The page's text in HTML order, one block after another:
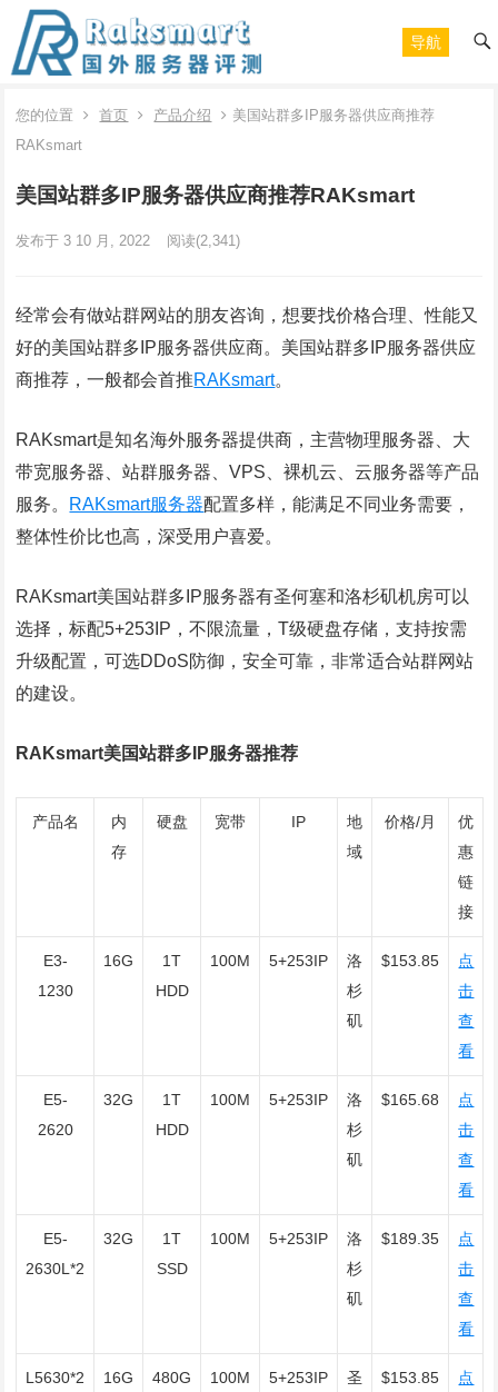
导航
您的位置 首页 产品介绍
美国站群多IP服务器供应商推荐
RAKsmart
美国站群多IP服务器供应商推荐RAKsmart
发布于 3 10 月, 2022 阅读(2,341)
经常会有做站群网站的朋友咨询，想要找价格合理、性能又
好的美国站群多IP服务器供应商。美国站群多IP服务器供应
商推荐，一般都会首推RAKsmart。
RAKsmart是知名海外服务器提供商，主营物理服务器、大
带宽服务器、站群服务器、VPS、裸机云、云服务器等产品
服务。 RAKsmart服务器配置多样，能满足不同业务需要，
整体性价比也高，深受用户喜爱。
RAKsmart美国站群多IP服务器有圣何塞和洛杉矶机房可以
选择，标配5+253IP，不限流量，T级硬盘存储，支持按需
升级配置，可选DDoS防御，安全可靠，非常适合站群网站
的建设。
RAKsmart美国站群多IP服务器推荐
产品名
内
存
硬盘 宽带 IP
地
域
价格/月
优
惠
链
接
E3-
1230
16G
1T
HDD
100M 5+253IP
洛
杉
矶
$153.85
点
击
查
看
E5-
2620
32G
1T
HDD
100M 5+253IP
洛
杉
矶
$165.68
点
击
查
看
E5-
2630L*2
32G
1T
SSD
100M 5+253IP
洛
杉
矶
$189.35
点
击
查
看
L5630*2 16G
480G
100M 5+253IP
圣
$153.85
点